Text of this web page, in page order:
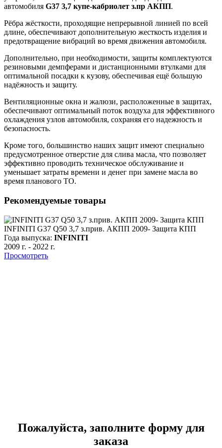
автомобиля G37 3,7 купе-кабриолет з.пр АКПП.
Рёбра жёсткости, проходящие непрерывной линией по всей
длине, обеспечивают дополнительную жесткость изделия и
предотвращение вибраций во время движения автомобиля.
Дополнительно, при необходимости, защиты комплектуются
резиновыми демпферами и дистанционными втулками для
оптимальной посадки к кузову, обеспечивая ещё большую
надёжность и защиту.
Вентиляционные окна и жалюзи, расположенные в защитах,
обеспечивают оптимальный поток воздуха для эффективного
охлаждения узлов автомобиля, сохраняя его надежность и
безопасность.
Кроме того, большинство наших защит имеют специально
предусмотренное отверстие для слива масла, что позволяет
эффективно проводить техническое обслуживание и
уменьшает затраты времени и денег при замене масла во
время планового ТО.
Рекомендуемые товары
INFINITI G37 Q50 3,7 з.прив. АКПП 2009- Защита КПП
Года выпуска: INFINITI
2009 г. - 2022 г.
Просмотреть
Пожалуйста, заполните форму для
заказа